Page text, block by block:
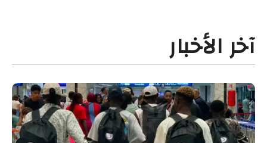
آخر الأخبار